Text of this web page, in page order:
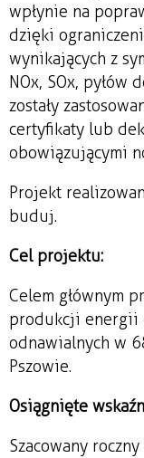
wpłynie na
dzięki
wynikających z
NOx, SOx, pyłów
zostały
certyfikaty lub
obowiązującymi
Projekt
buduj.
Cel projektu:
Celem głównym
produkcji energii
odnawialnych w
Pszowie.
Osiągnięte
Szacowany